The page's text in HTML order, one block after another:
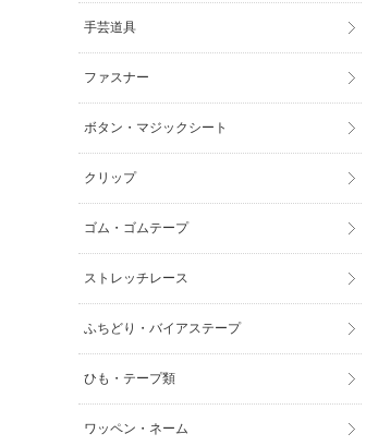
手芸道具
ファスナー
ボタン・マジックシート
クリップ
ゴム・ゴムテープ
ストレッチレース
ふちどり・バイアステープ
ひも・テープ類
ワッペン・ネーム